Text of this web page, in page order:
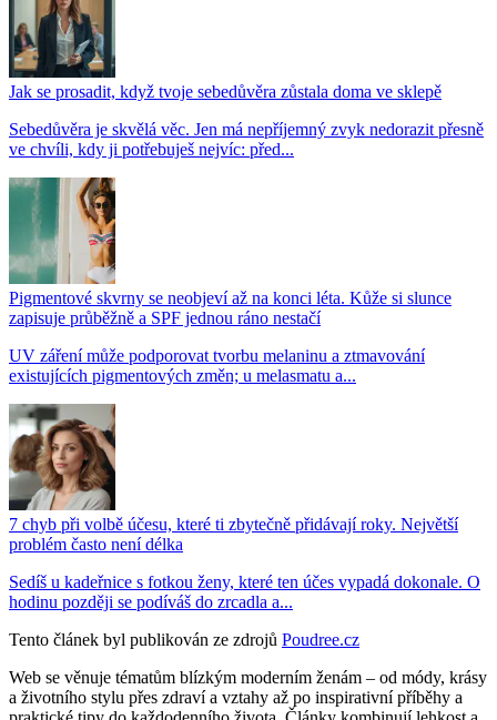
Jak se prosadit, když tvoje sebedůvěra zůstala doma ve sklepě
Sebedůvěra je skvělá věc. Jen má nepříjemný zvyk nedorazit přesně
ve chvíli, kdy ji potřebuješ nejvíc: před...
Pigmentové skvrny se neobjeví až na konci léta. Kůže si slunce
zapisuje průběžně a SPF jednou ráno nestačí
UV záření může podporovat tvorbu melaninu a ztmavování
existujících pigmentových změn; u melasmatu a...
7 chyb při volbě účesu, které ti zbytečně přidávají roky. Největší
problém často není délka
Sedíš u kadeřnice s fotkou ženy, které ten účes vypadá dokonale. O
hodinu později se podíváš do zrcadla a...
Tento článek byl publikován ze zdrojů Poudree.cz
Web se věnuje tématům blízkým moderním ženám – od módy, krásy
a životního stylu přes zdraví a vztahy až po inspirativní příběhy a